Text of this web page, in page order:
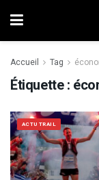
Accueil Tag
Étiquette :
ACTU TRAIL